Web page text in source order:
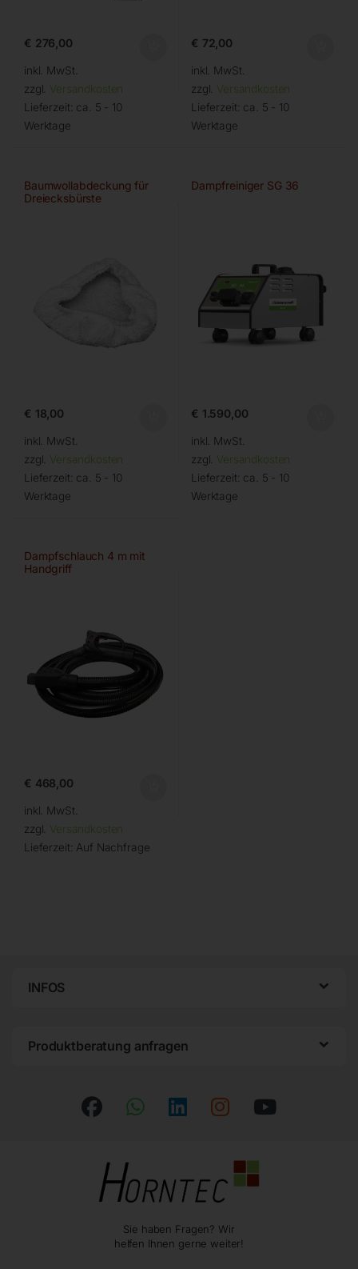
€ 276,00
inkl. MwSt.
zzgl. Versandkosten
Lieferzeit: ca. 5 - 10
Werktage
€ 72,00
inkl. MwSt.
zzgl. Versandkosten
Lieferzeit: ca. 5 - 10
Werktage
Baumwollabdeckung für
Dreiecksbürste
€ 18,00
inkl. MwSt.
zzgl. Versandkosten
Lieferzeit: ca. 5 - 10
Werktage
Dampfreiniger SG 36
€ 1.590,00
inkl. MwSt.
zzgl. Versandkosten
Lieferzeit: ca. 5 - 10
Werktage
Dampfschlauch 4 m mit
Handgriff
€ 468,00
inkl. MwSt.
zzgl. Versandkosten
Lieferzeit: Auf Nachfrage
INFOS
Produktberatung anfragen
Sie haben Fragen? Wir
helfen Ihnen gerne weiter!